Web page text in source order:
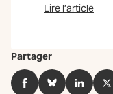
Lire l’article
Partager
FacebookBlueSkyLinkedIn